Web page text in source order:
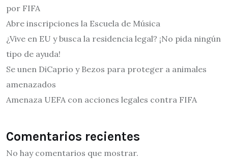
por FIFA
Abre inscripciones la Escuela de Música
¿Vive en EU y busca la residencia legal? ¡No pida ningún
tipo de ayuda!
Se unen DiCaprio y Bezos para proteger a animales
amenazados
Amenaza UEFA con acciones legales contra FIFA
Comentarios recientes
No hay comentarios que mostrar.